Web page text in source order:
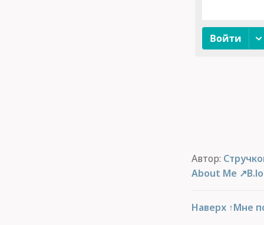
Автор:
About Me
Наверх ↑Мне